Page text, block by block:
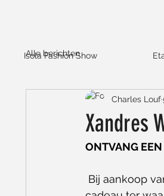
Isola Fashion Show
Alle berichten
Xandres
Charles Louf
ONTVANG